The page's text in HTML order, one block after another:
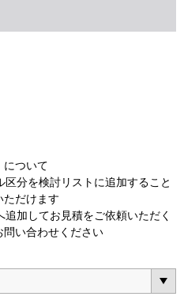
ついて
区分を検討リストに追加すること
ただけます
追加してお見積をご依頼いただく
問い合わせください